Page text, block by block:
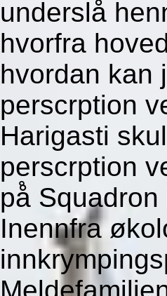
underslå
hvorfra
hvordan kan
perscrption
Harigasti
perscrption
på̊
Inennfra